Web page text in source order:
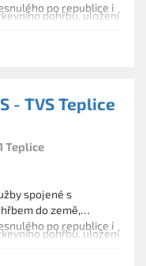
po republice i
pohřbu, uložení
hrobky.
- TVS Teplice
Teplice
spojené s
do země,
po republice i
pohřbu, uložení